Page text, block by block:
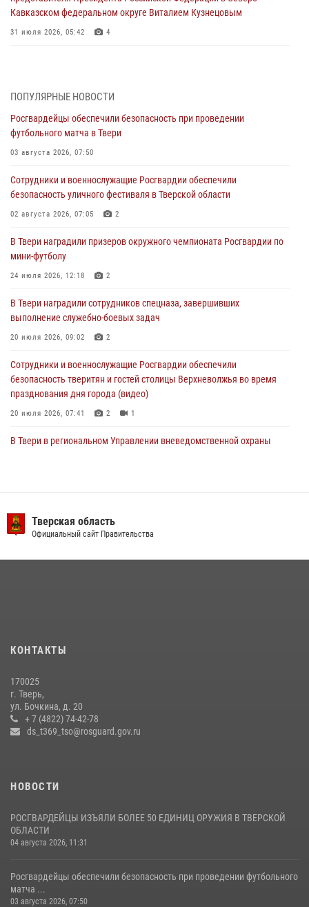
Кавказском федеральном округе Виталием Кузнецовым
31 июля 2026, 05:42 4
28 июля 2026, 11:30 2
Сотрудники вневедомственной охраны совершили 250 выездов и
пресекли 20 правонарушений за неделю в Тверской области
27 июля 2026, 08:29
В Твери наградили призеров окружного чемпионата Росгвардии по
мини-футболу
24 июля 2026, 12:18 2
Росгвардейцы оказали помощь водителю на дороге в городе Кашин
22 июля 2026, 08:35
Представители Росгвардии провели спортивно — патриотическое
мероприятие для воспитанников летнего лагеря в Тверской области
(видео)
ПОПУЛЯРНЫЕ НОВОСТИ
Росгвардейцы обеспечили безопасность при проведении
футбольного матча в Твери
03 августа 2026, 07:50
Сотрудники и военнослужащие Росгвардии обеспечили
безопасность уличного фестиваля в Тверской области
02 августа 2026, 07:05 2
В Твери наградили призеров окружного чемпионата Росгвардии по
мини-футболу
24 июля 2026, 12:18 2
В Твери наградили сотрудников спецназа, завершивших
выполнение служебно-боевых задач
20 июля 2026, 09:02 2
Сотрудники и военнослужащие Росгвардии обеспечили
безопасность тверитян и гостей столицы Верхневолжья во время
празднования дня города (видео)
20 июля 2026, 07:41 2 1
В Твери в региональном Управлении вневедомственной охраны
10 июля 2026, 08:44 1
(видео)
В Тверской области Росгвардейцы проводят комплексные
проверки детских оздоровительных лагерей
08 июля 2026, 12:16 1
Тверская область
Официальный сайт Правительства
КОНТАКТЫ
170025
г. Тверь,
ул. Бочкина, д. 20
+ 7 (4822) 74-42-78
ds_t369_tso@rosguard.gov.ru
НОВОСТИ
РОСГВАРДЕЙЦЫ ИЗЪЯЛИ БОЛЕЕ 50 ЕДИНИЦ ОРУЖИЯ В ТВЕРСКОЙ
ОБЛАСТИ
04 августа 2026, 11:31
Росгвардейцы обеспечили безопасность при проведении футбольного
матча ...
03 августа 2026, 07:50